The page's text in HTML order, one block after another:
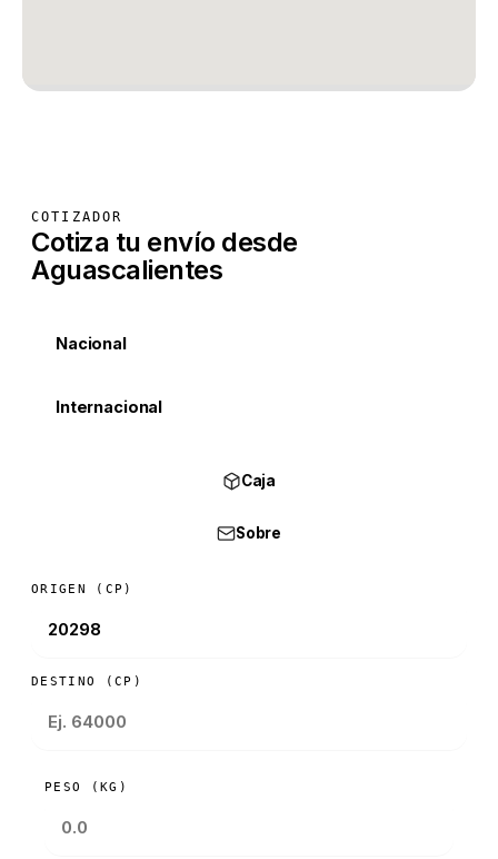
COTIZADOR
Cotiza tu envío desde
Aguascalientes
Nacional
Internacional
Caja
Sobre
ORIGEN (CP)
DESTINO (CP)
PESO (KG)